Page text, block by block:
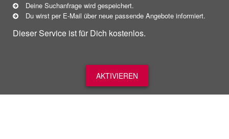
Deine Suchanfrage wird gespeichert.
Du wirst per E-Mail über neue passende Angebote informiert.
Dieser Service ist für Dich kostenlos.
AKTIVIEREN